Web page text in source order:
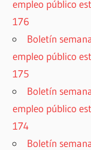
empleo público
176
Boletín
empleo público
175
Boletín
empleo público
174
Boletín